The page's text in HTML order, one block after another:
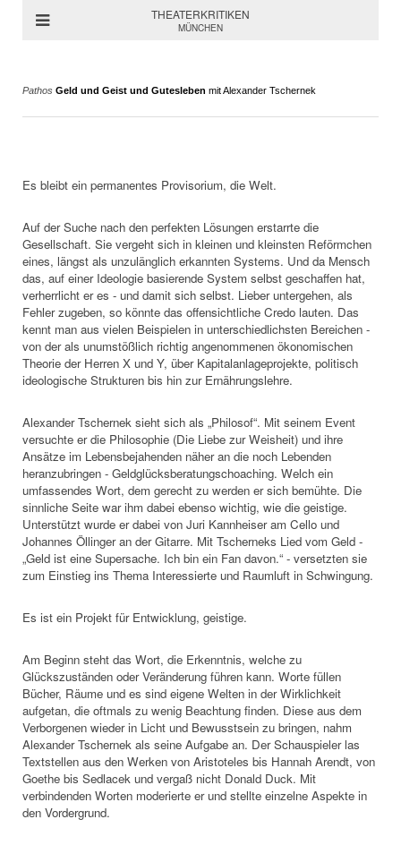
THEATERKRITIKEN
MÜNCHEN
Pathos Geld und Geist und Gutesleben mit Alexander Tschernek
Es bleibt ein permanentes Provisorium, die Welt.
Auf der Suche nach den perfekten Lösungen erstarrte die
Gesellschaft. Sie vergeht sich in kleinen und kleinsten Reförmchen
eines, längst als unzulänglich erkannten Systems. Und da Mensch
das, auf einer Ideologie basierende System selbst geschaffen hat,
verherrlicht er es - und damit sich selbst. Lieber untergehen, als
Fehler zugeben, so könnte das offensichtliche Credo lauten. Das
kennt man aus vielen Beispielen in unterschiedlichsten Bereichen -
von der als unumstößlich richtig angenommenen ökonomischen
Theorie der Herren X und Y, über Kapitalanlageprojekte, politisch
ideologische Strukturen bis hin zur Ernährungslehre.
Alexander Tschernek sieht sich als „Philosof“. Mit seinem Event
versuchte er die Philosophie (Die Liebe zur Weisheit) und ihre
Ansätze im Lebensbejahenden näher an die noch Lebenden
heranzubringen - Geldglücksberatungschoaching. Welch ein
umfassendes Wort, dem gerecht zu werden er sich bemühte. Die
sinnliche Seite war ihm dabei ebenso wichtig, wie die geistige.
Unterstützt wurde er dabei von Juri Kannheiser am Cello und
Johannes Öllinger an der Gitarre. Mit Tscherneks Lied vom Geld -
„Geld ist eine Supersache. Ich bin ein Fan davon.“ - versetzten sie
zum Einstieg ins Thema Interessierte und Raumluft in Schwingung.
Es ist ein Projekt für Entwicklung, geistige.
Am Beginn steht das Wort, die Erkenntnis, welche zu
Glückszuständen oder Veränderung führen kann. Worte füllen
Bücher, Räume und es sind eigene Welten in der Wirklichkeit
aufgetan, die oftmals zu wenig Beachtung finden. Diese aus dem
Verborgenen wieder in Licht und Bewusstsein zu bringen, nahm
Alexander Tschernek als seine Aufgabe an. Der Schauspieler las
Textstellen aus den Werken von Aristoteles bis Hannah Arendt, von
Goethe bis Sedlacek und vergaß nicht Donald Duck. Mit
verbindenden Worten moderierte er und stellte einzelne Aspekte in
den Vordergrund.